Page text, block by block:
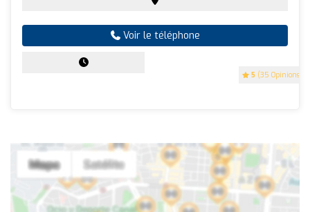
5 (35 Opinions)
Voir le téléphone